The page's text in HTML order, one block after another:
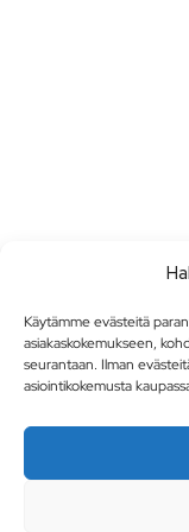
Käytämme evästeitä
asiakaskokemukseen,
seurantaan. Ilman
asiointikokemusta